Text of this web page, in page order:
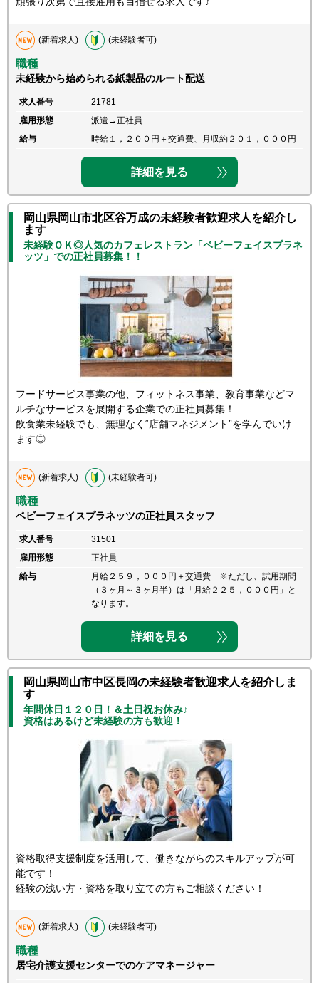
(新着求人) (未経験者可)
職種
未経験から始められる紙製品のルート配送
求人番号
21781
雇用形態
派遣→正社員
給与
時給１，２００円＋交通費、月収約２０１，０００円
詳細を見る
岡山県岡山市北区谷万成の未経験者歓迎求人を紹介し
ます
未経験ＯＫ◎人気のカフェレストラン「ベビーフェイスプラネ
ッツ」での正社員募集！！
フードサービス事業の他、フィットネス事業、教育事業などマ
ルチなサービスを展開する企業での正社員募集！
飲食業未経験でも、無理なく“店舗マネジメント”を学んでいけ
ます◎
(新着求人) (未経験者可)
職種
ベビーフェイスプラネッツの正社員スタッフ
求人番号
31501
雇用形態
正社員
給与
月給２５９，０００円＋交通費 ※ただし、試用期間
（３ヶ月～３ヶ月半）は「月給２２５，０００円」と
なります。
詳細を見る
岡山県岡山市中区長岡の未経験者歓迎求人を紹介しま
す
年間休日１２０日！＆土日祝お休み♪
資格はあるけど未経験の方も歓迎！
資格取得支援制度を活用して、働きながらのスキルアップが可
能です！
経験の浅い方・資格を取り立ての方もご相談ください！
(新着求人) (未経験者可)
職種
居宅介護支援センターでのケアマネージャー